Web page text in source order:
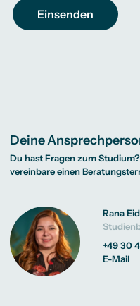
Deine
Du hast Fragen zum
vereinbare einen
Rana Eid
+49 30
E-Mail